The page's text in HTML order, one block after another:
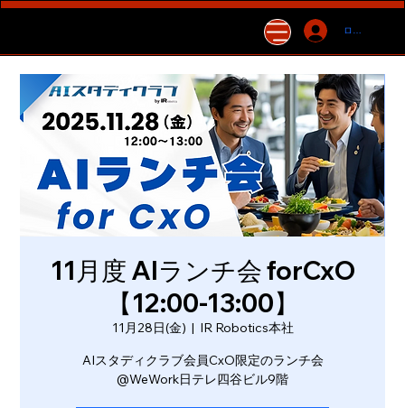
ログイン
11月度 AIランチ会 forCxO
【12:00-13:00】
11月28日(金)
  |
IR Robotics本社
AIスタディクラブ会員CxO限定のランチ会
@WeWork日テレ四谷ビル9階